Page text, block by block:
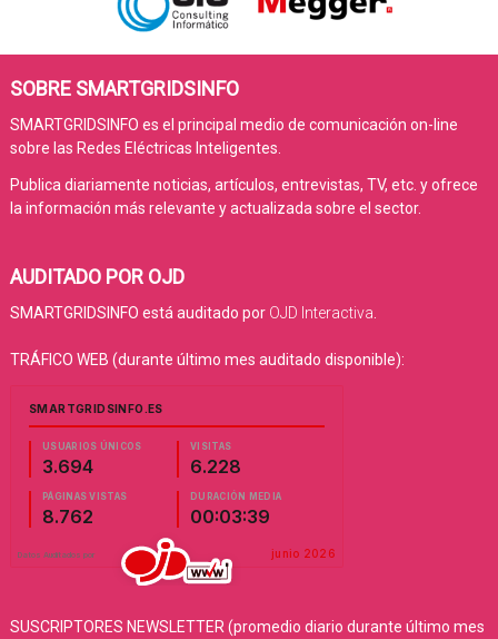
SOBRE SMARTGRIDSINFO
SMARTGRIDSINFO es el principal medio de comunicación on-line
sobre las Redes Eléctricas Inteligentes.
Publica diariamente noticias, artículos, entrevistas, TV, etc. y ofrece
la información más relevante y actualizada sobre el sector.
AUDITADO POR OJD
SMARTGRIDSINFO está auditado por OJD Interactiva
TRÁFICO WEB (durante último mes auditado disponible):
SUSCRIPTORES NEWSLETTER (promedio diario durante último mes